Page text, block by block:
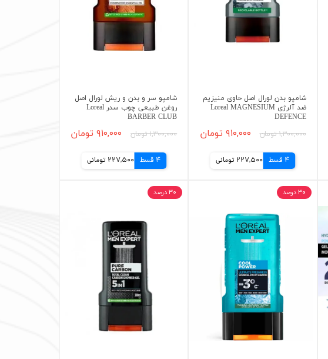
شامپو بدن لورال اصل حاوی منیزیم
ضد آلرژی Loreal MAGNESIUM
DEFENCE
۱,۳۰۰,۰۰۰ تومان ۹۱۰,۰۰۰ تومان
4 قسط 227,500 تومانی
شامپو سر و بدن و ریش لورال اصل
روغن طبیعی چوب سدر Loreal
BARBER CLUB
۱,۳۰۰,۰۰۰ تومان ۹۱۰,۰۰۰ تومان
4 قسط 227,500 تومانی
۳۰ درصد ۳۰ درصد